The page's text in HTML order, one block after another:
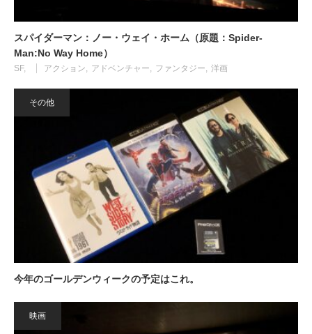
スパイダーマン：ノー・ウェイ・ホーム（原題：Spider-
Man:No Way Home）
SF アクション アドベンチャー ファンタジー 洋画
その他
今年のゴールデンウィークの予定はこれ。
映画